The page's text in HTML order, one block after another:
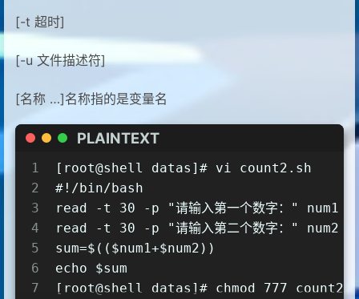
[-t 超时]
[-u 文件描述符]
[名称 …]名称指的是变量名
PLAINTEXT
1
2
3
4
5
6
7
[root@shell datas]# vi count2.sh
#!/bin/bash
read -t 30 -p "请输入第一个数字：" num1
read -t 30 -p "请输入第二个数字：" num2
sum=$(($num1+$num2))
echo $sum
[root@shell datas]# chmod 777